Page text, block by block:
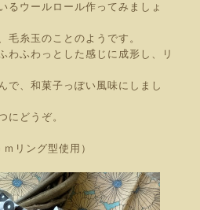
るウールロール作ってみましょ
毛糸玉のことのようです。
わふわっとした感じに成形し、リ
で、和菓子っぽい風味にしまし
にどうぞ。
リング型使用）